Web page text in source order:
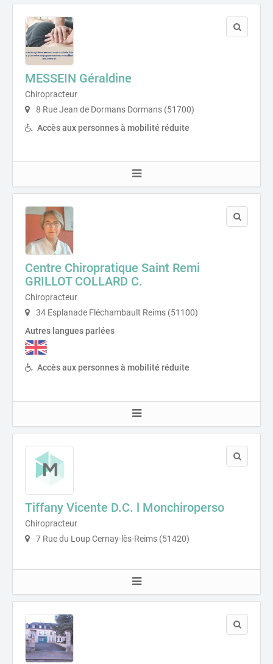
MESSEIN Géraldine
Chiropracteur
8 Rue Jean de Dormans Dormans (51700)
Accès aux personnes à mobilité réduite
Centre Chiropratique Saint Remi
GRILLOT COLLARD C.
Chiropracteur
34 Esplanade Fléchambault Reims (51100)
Autres langues parlées
Accès aux personnes à mobilité réduite
Tiffany Vicente D.C. l Monchiroperso
Chiropracteur
7 Rue du Loup Cernay-lès-Reims (51420)